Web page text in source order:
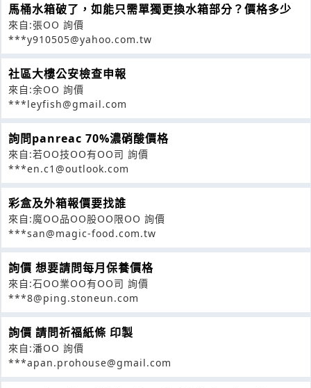
馬桶水箱破了，如能只需單獨更換水箱部分？價格多少
來自:張OO 詢價
***y910505@yahoo.com.tw
社區大樓公安檢查申報
來自:余OO 詢價
***leyfish@gmail.com
詢問panreac 70%濃硝酸價格
來自:若OO技OO有OO司 詢價
***en.c1@outlook.com
彩盒及外箱報價要找誰
來自:魔OO品OO股OO限OO 詢價
***san@magic-food.com.tw
詢價 想要請問每月保養價格
來自:石OO業OO有OO司 詢價
***8@ping.stoneun.com
詢價 請問祈福紙條 印製
來自:潘OO 詢價
***apan.prohouse@gmail.com